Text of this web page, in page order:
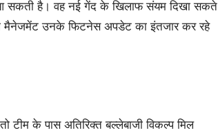
आ सकती है। वह नई गेंद के खिलाफ संयम दिखा सकते
मैनेजमेंट उनके फिटनेस अपडेट का इंतजार कर रहे
टीम के पास अतिरिक्त बल्लेबाजी विकल्प मिल